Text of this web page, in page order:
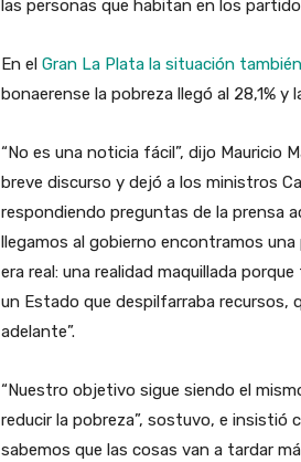
las personas que habitan en los
En el Gran La Plata la situación
bonaerense la pobreza llegó al 28,1% y
“No es una noticia fácil”, dijo Mauricio
breve discurso y dejó a los ministros
respondiendo preguntas de la prensa
llegamos al gobierno encontramos
era real: una realidad maquillada
un Estado que despilfarraba recursos,
adelante”.
“Nuestro objetivo sigue siendo el
reducir la pobreza”, sostuvo, e insistió
sabemos que las cosas van a tardar